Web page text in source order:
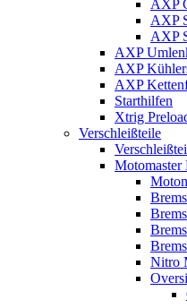
AXP
AXP
AXP
AXP
AXP
AXP
Starthilfen
Xtrig
Verschleißteile
Motomaster
Nitro